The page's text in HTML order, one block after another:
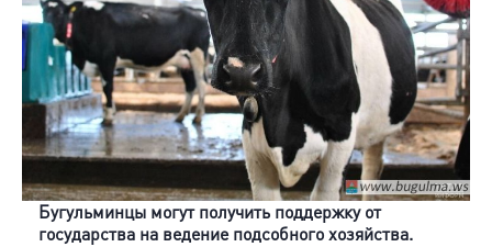
Бугульминцы могут получить поддержку от
государства на ведение подсобного хозяйства.